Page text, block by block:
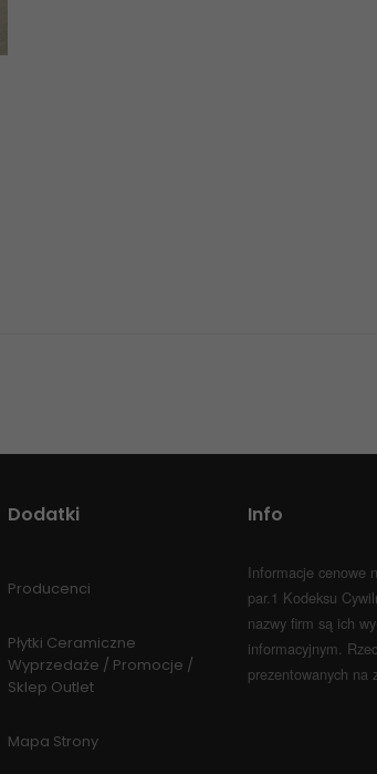
Dodatki
Producenci
Płytki Ceramiczne
Wyprzedaże / Promocje /
Sklep Outlet
Mapa Strony
Info
Informacje cenowe
par.1 Kodeksu
nazwy firm są ich
informacyjnym.
prezentowanych na